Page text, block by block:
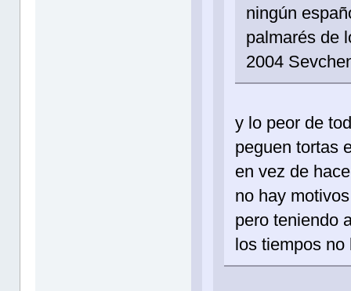
ningún
palmarés de
2004
y lo peor de
peguen tortas
en vez de
no hay
pero teniendo
los tiempos no